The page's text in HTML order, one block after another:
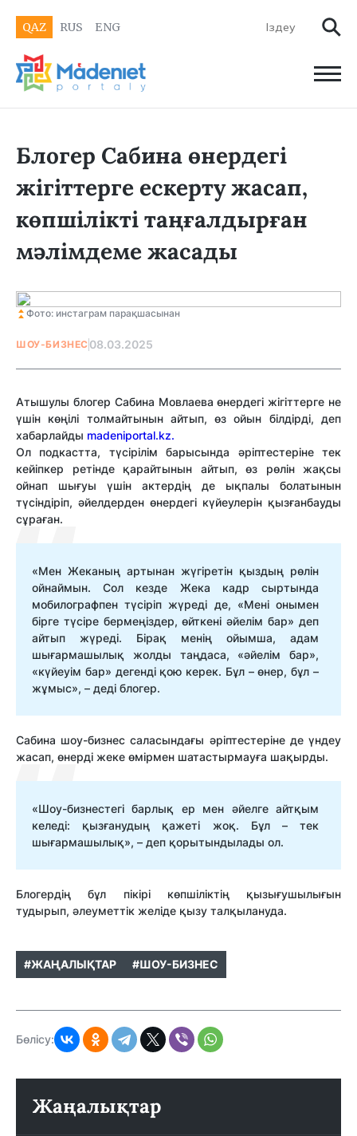
QAZ RUS ENG
Блогер Сабина өнердегі
жігіттерге ескерту жасап,
көпшілікті таңғалдырған
мәлімдеме жасады
Фото: инстаграм парақшасынан
ШОУ-БИЗНЕС 08.03.2025
Атышулы блогер Сабина Мовлаева өнердегі жігіттерге не
үшін көңілі толмайтынын айтып, өз ойын білдірді, деп
хабарлайды madeniportal.kz.
Ол подкастта, түсірілім барысында әріптестеріне тек
кейіпкер ретінде қарайтынын айтып, өз рөлін жақсы
ойнап шығуы үшін актердің де ықпалы болатынын
түсіндіріп, әйелдерден өнердегі күйеулерін қызғанбауды
сұраған.
«Мен Жеканың артынан жүгіретін қыздың рөлін
ойнаймын. Сол кезде Жека кадр сыртында
мобилографпен түсіріп жүреді де, «Мені онымен
бірге түсіре бермеңіздер, өйткені әйелім бар» деп
айтып жүреді. Бірақ менің ойымша, адам
шығармашылық жолды таңдаса, «әйелім бар»,
«күйеуім бар» дегенді қою керек. Бұл – өнер, бұл –
жұмыс», – деді блогер.
Сабина шоу-бизнес саласындағы әріптестеріне де үндеу
жасап, өнерді жеке өмірмен шатастырмауға шақырды.
«Шоу-бизнестегі барлық ер мен әйелге айтқым
келеді: қызғанудың қажеті жоқ. Бұл – тек
шығармашылық», – деп қорытындылады ол.
Блогердің бұл пікірі көпшіліктің қызығушылығын
тудырып, әлеуметтік желіде қызу талқылануда.
#ЖАҢАЛЫҚТАР #ШОУ-БИЗНЕС
Бөлісу:
Жаңалықтар